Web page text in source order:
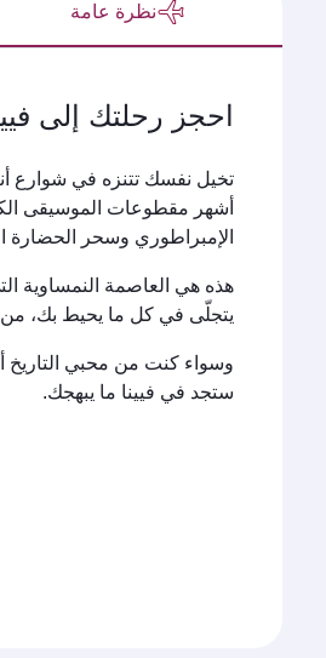
نظرة عامة
احجز رحلتك إلى
تخيل نفسك تتنزه في شوارع
أشهر مقطوعات الموسيقى
الإمبراطوري وسحر الحضارة
هذه هي العاصمة النمساوية
يتجلّى في كل ما يحيط بك، من
وسواء كنت من محبي التاريخ أو
ستجد في فيينا ما يبهجك.